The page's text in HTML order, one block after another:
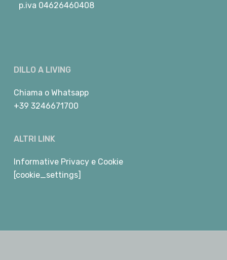
p.iva 04626460408
DILLO A LIVING
Chiama o Whatsapp
+39 3246671700
ALTRI LINK
Informative Privacy e Cookie
[cookie_settings]